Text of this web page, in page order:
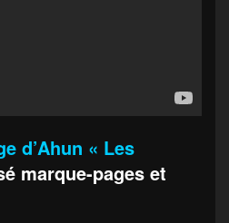
d’Ahun « Les
marque-pages et